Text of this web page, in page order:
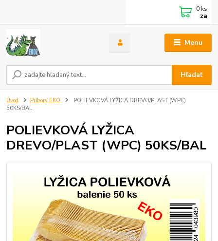
Menu
Hľadať
0 ks
za
Úvod Príbory EKO
POLIEVKOVÁ LYŽICA DREVO/PLAST (WPC)
50KS/BAL
POLIEVKOVÁ LYŽICA
DREVO/PLAST (WPC) 50KS/BAL